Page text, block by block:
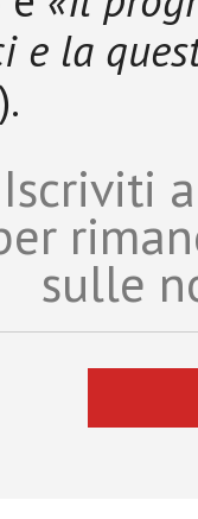
e la
Iscriviti
sulle